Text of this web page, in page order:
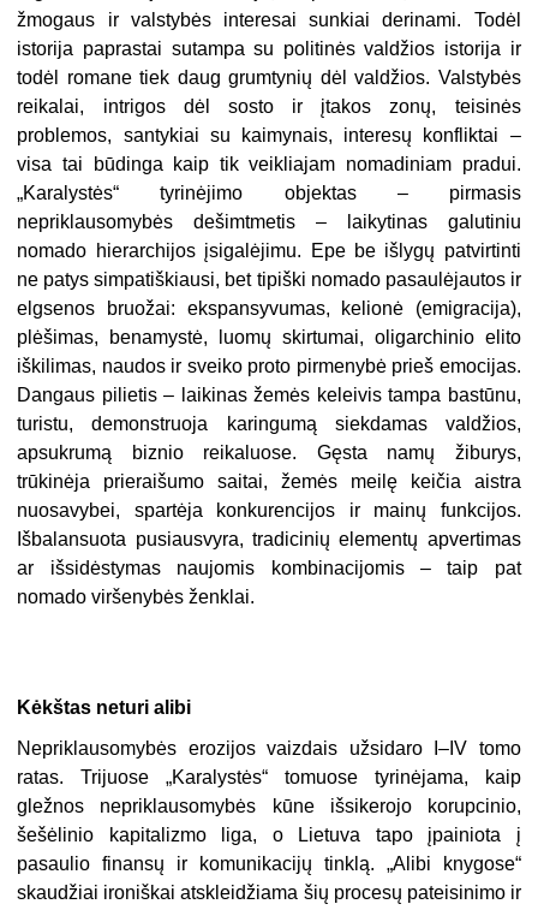
žmogaus ir valstybės interesai sunkiai derinami. Todėl
istorija paprastai sutampa su politinės valdžios istorija ir
todėl romane tiek daug grumtynių dėl valdžios. Valstybės
reikalai, intrigos dėl sosto ir įtakos zonų, teisinės
problemos, santykiai su kaimynais, interesų konfliktai –
visa tai būdinga kaip tik veikliajam nomadiniam pradui.
„Karalystės“ tyrinėjimo objektas – pirmasis
nepriklausomybės dešimtmetis – laikytinas galutiniu
nomado hierarchijos įsigalėjimu. Epe be išlygų patvirtinti
ne patys simpatiškiausi, bet tipiški nomado pasaulėjautos ir
elgsenos bruožai: ekspansyvumas, kelionė (emigracija),
plėšimas, benamystė, luomų skirtumai, oligarchinio elito
iškilimas, naudos ir sveiko proto pirmenybė prieš emocijas.
Dangaus pilietis – laikinas žemės keleivis tampa bastūnu,
turistu, demonstruoja karingumą siekdamas valdžios,
apsukrumą biznio reikaluose. Gęsta namų žiburys,
trūkinėja prieraišumo saitai, žemės meilę keičia aistra
nuosavybei, spartėja konkurencijos ir mainų funkcijos.
Išbalansuota pusiausvyra, tradicinių elementų apvertimas
ar išsidėstymas naujomis kombinacijomis – taip pat
nomado viršenybės ženklai.
Kėkštas neturi alibi
Nepriklausomybės erozijos vaizdais užsidaro I–IV tomo
ratas. Trijuose „Karalystės“ tomuose tyrinėjama, kaip
gležnos nepriklausomybės kūne išsikerojo korupcinio,
šešėlinio kapitalizmo liga, o Lietuva tapo įpainiota į
pasaulio finansų ir komunikacijų tinklą. „Alibi knygose“
skaudžiai ironiškai atskleidžiama šių procesų pateisinimo ir